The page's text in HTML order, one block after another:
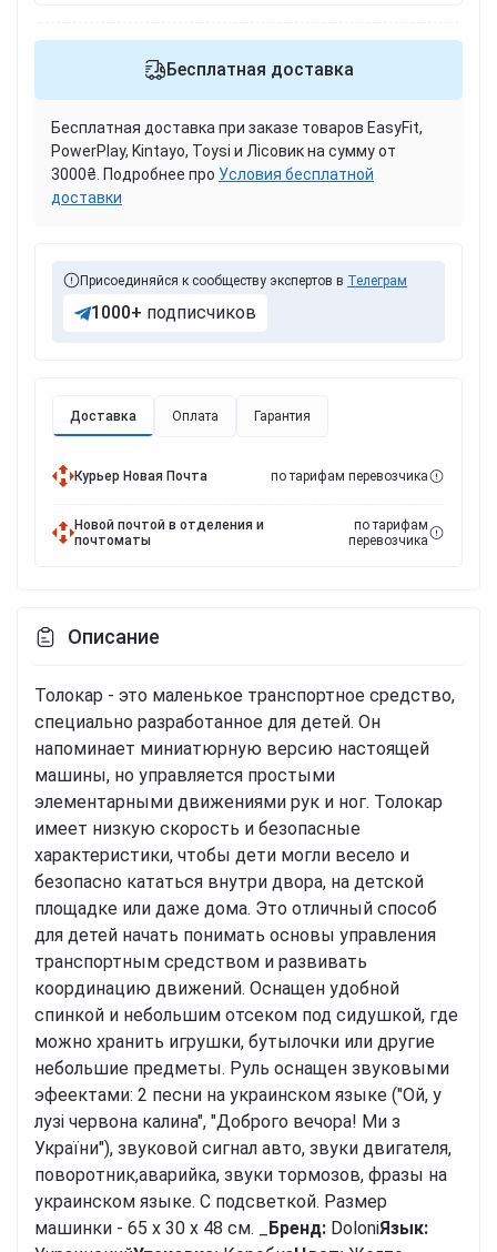
Доставка Оплата Гарантия
Курьер Новая Почта по тарифам перевозчика
Новой почтой в отделения и
почтоматы
по тарифам
перевозчика
Бесплатная доставка
Бесплатная доставка при заказе товаров EasyFit,
PowerPlay, Kintayo, Toysi и Лісовик на сумму от
3000₴. Подробнее про Условия бесплатной
доставки
Присоединяйся к сообществу экспертов в Телеграм
1000+ подписчиков
Описание
Толокар - это маленькое транспортное средство,
специально разработанное для детей. Он
напоминает миниатюрную версию настоящей
машины, но управляется простыми
элементарными движениями рук и ног. Толокар
имеет низкую скорость и безопасные
характеристики, чтобы дети могли весело и
безопасно кататься внутри двора, на детской
площадке или даже дома. Это отличный способ
для детей начать понимать основы управления
транспортным средством и развивать
координацию движений. Оснащен удобной
спинкой и небольшим отсеком под сидушкой, где
можно хранить игрушки, бутылочки или другие
небольшие предметы. Руль оснащен звуковыми
эфеектами: 2 песни на украинском языке ("Ой, у
лузі червона калина", "Доброго вечора! Ми з
України"), звуковой сигнал авто, звуки двигателя,
поворотник,аварийка, звуки тормозов, фразы на
украинском языке. С подсветкой. Размер
машинки - 65 х 30 х 48 см. _
Бренд: DoloniЯзык: